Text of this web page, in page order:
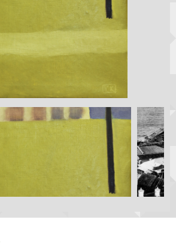
Копировать
Волга и
левый берег
Время
Зима
Весна
Лето
Осень